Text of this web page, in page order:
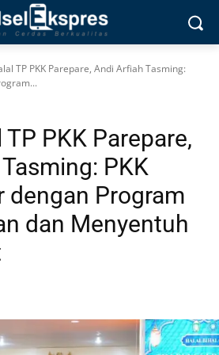
TP PKK Parepare, Andi Arfiah Tasming:
PKK Parepare,
PKK
dengan Program
dan Menyentuh